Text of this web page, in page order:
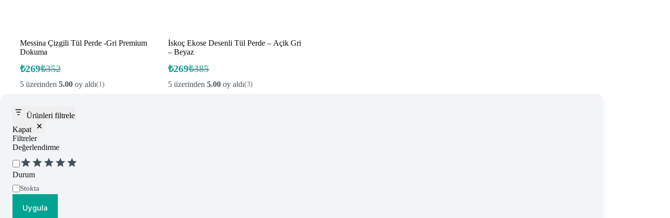
Messina Çizgili Tül Perde -Gri Premium
Dokuma
₺352
Orijinal
fiyat:
₺269Şu
andaki
fiyat:
5 üzerinden 5.00 oy aldı(1)
İskoç Ekose Desenli Tül Perde – Açik Gri
– Beyaz
₺385
Orijinal
fiyat:
₺269Şu
andaki
fiyat:
5 üzerinden5.00 oy aldı(3)
Ürünleri filtrele
Kapat
Filtreler
Değerlendirme
Değerlendirme
Durum
Uygunluk
Stokta
Uygula